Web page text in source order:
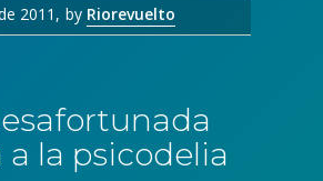
2011 by Riorevuelto
a la psicodelia